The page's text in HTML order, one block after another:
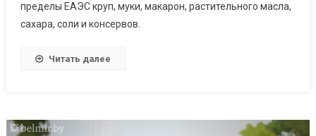
пределы ЕАЭС круп, муки, макарон, растительного масла,
сахара, соли и консервов.
Читать далее